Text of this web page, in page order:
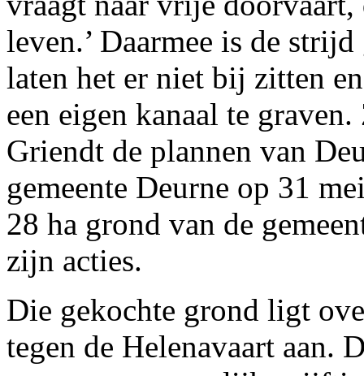
leven.’ Daarmee is de
laten het er niet bij zitten
een eigen kanaal te
Griendt de plannen van
gemeente Deurne op 31
28 ha grond van de
zijn acties.
Die gekochte grond ligt
tegen de Helenavaart aan.